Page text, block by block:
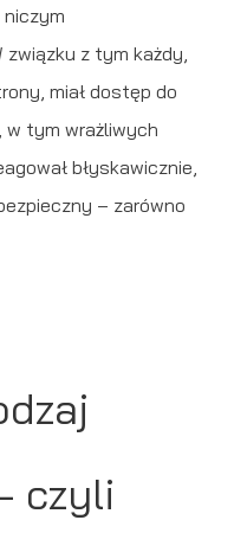
związku z tym każdy,
miał dostęp do
tym wrażliwych
błyskawicznie,
– zarówno
czyli